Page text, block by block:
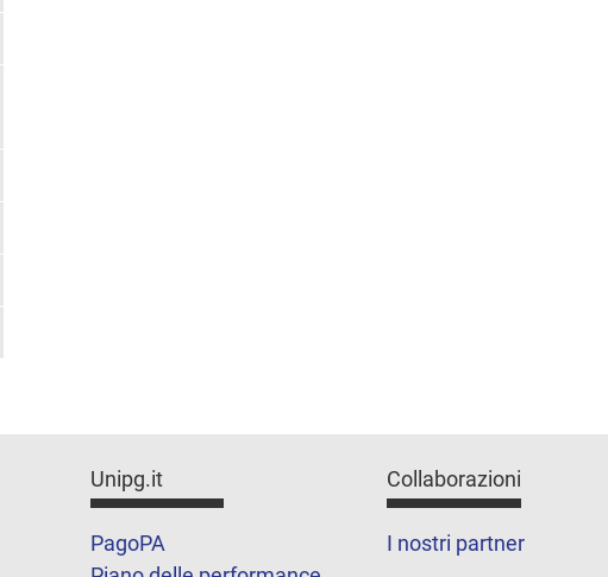
Unipg.it
PagoPA
Collaborazioni
I nostri partner